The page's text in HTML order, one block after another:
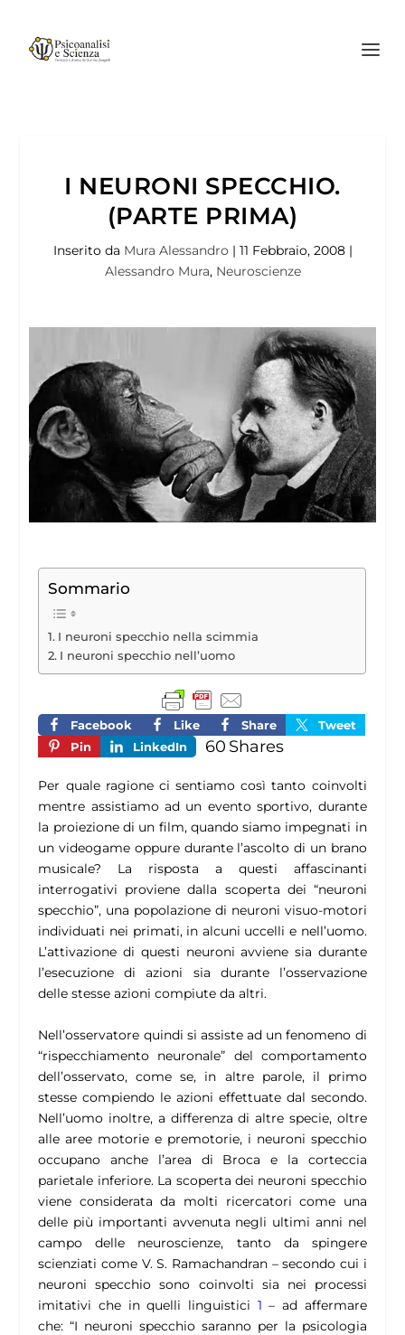
I NEURONI SPECCHIO.
(PARTE PRIMA)
Inserito da Mura Alessandro | 11 Febbraio, 2008|
Alessandro Mura, Neuroscienze
Sommario
I neuroni specchio nella scimmia
I neuroni specchio nell’uomo
Facebook Like Share
Tweet
Pin
LinkedIn Shares
60
Per quale ragione ci sentiamo così tanto coinvolti
mentre assistiamo ad un evento sportivo, durante
la proiezione di un film, quando siamo impegnati in
un videogame oppure durante l’ascolto di un brano
musicale? La risposta a questi affascinanti
interrogativi proviene dalla scoperta dei “neuroni
specchio”, una popolazione di neuroni visuo-motori
individuati nei primati, in alcuni uccelli e nell’uomo.
L’attivazione di questi neuroni avviene sia durante
l’esecuzione di azioni sia durante l’osservazione
delle stesse azioni compiute da altri.
Nell’osservatore quindi si assiste ad un fenomeno di
“rispecchiamento neuronale” del comportamento
dell’osservato, come se, in altre parole, il primo
stesse compiendo le azioni effettuate dal secondo.
Nell’uomo inoltre, a differenza di altre specie, oltre
alle aree motorie e premotorie, i neuroni specchio
occupano anche l’area di Broca e la corteccia
parietale inferiore. La scoperta dei neuroni specchio
viene considerata da molti ricercatori come una
delle più importanti avvenuta negli ultimi anni nel
campo delle neuroscienze, tanto da spingere
scienziati come V. S. Ramachandran – secondo cui i
neuroni specchio sono coinvolti sia nei processi
imitativi che in quelli linguistici 1 – ad affermare
che: “I neuroni specchio saranno per la psicologia